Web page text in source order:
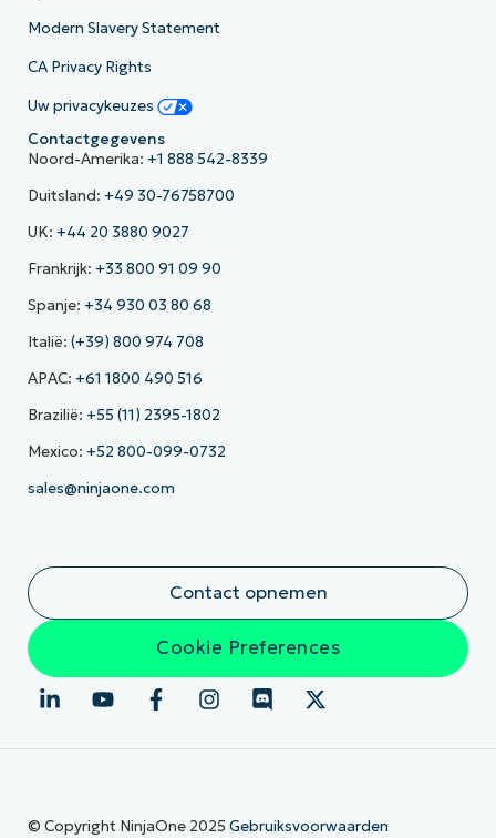
Modern Slavery Statement
CA Privacy Rights
Uw privacykeuzes
Contactgegevens
Noord-Amerika: +1 888 542-8339
Duitsland: +49 30-76758700
UK: +44 20 3880 9027
Frankrijk: +33 800 91 09 90
Spanje: +34 930 03 80 68
Italië: (+39) 800 974 708
APAC: +61 1800 490 516
Brazilië: +55 (11) 2395-1802
Mexico: +52 800-099-0732
sales@ninjaone.com
Contact opnemen
Cookie Preferences
© Copyright NinjaOne 2025 Gebruiksvoorwaarden